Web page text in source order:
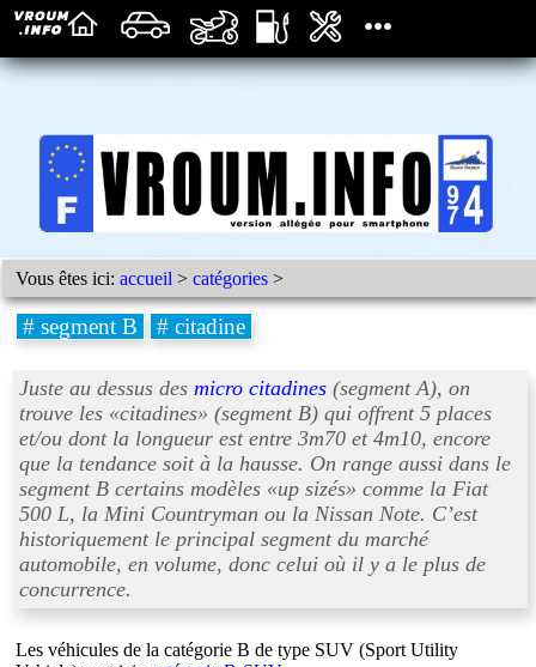
Vous êtes ici:accueil >catégories >
# segment B # citadine
Juste au dessus des micro citadines (segment A), on
trouve les «citadines» (segment B) qui offrent 5 places
et/ou dont la longueur est entre 3m70 et 4m10, encore
que la tendance soit à la hausse. On range aussi dans le
segment B certains modèles «up sizés» comme la Fiat
500 L, la Mini Countryman ou la Nissan Note. C’est
historiquement le principal segment du marché
automobile, en volume, donc celui où il y a le plus de
concurrence.
Les véhicules de la catégorie B de type SUV (Sport Utility